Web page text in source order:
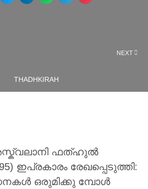
NEXT
THADHKIRAH
ഫത്ഹുൽ
ഇപ്രകാരം രേഖപ്പെടുത്തി:
ഒരുമിക്കു മ്പോൾ